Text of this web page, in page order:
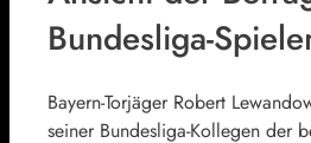
Bundesliga-
Bayern-Torjäger Robert
seiner Bundesliga-Kollegen der